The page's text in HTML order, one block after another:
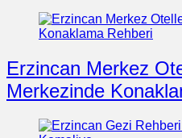
Erzincan Merkez
Merkezinde